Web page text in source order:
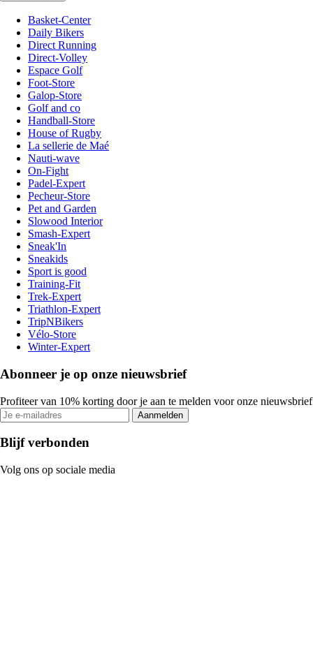
Basket-Center
Daily Bikers
Direct Running
Direct-Volley
Espace Golf
Foot-Store
Galop-Store
Golf and co
Handball-Store
House of Rugby
La sellerie de Maé
Nauti-wave
On-Fight
Padel-Expert
Pecheur-Store
Pet and Garden
Slowood Interior
Smash-Expert
Sneak'In
Sneakids
Sport is good
Training-Fit
Trek-Expert
Triathlon-Expert
TripNBikers
Vélo-Store
Winter-Expert
Abonneer je op onze nieuwsbrief
Profiteer van 10% korting door je aan te melden voor onze nieuwsbrief
Aanmelden
Blijf verbonden
Volg ons op sociale media